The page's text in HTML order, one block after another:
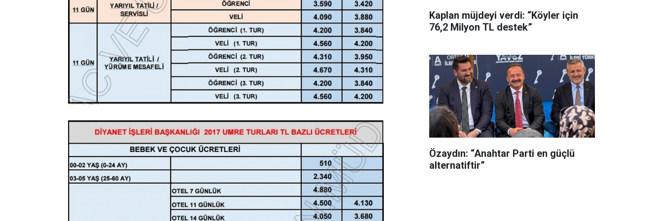
Kaplan müjdeyi verdi: “Köyler için
76,2 Milyon TL destek”
Özaydın: “Anahtar Parti en güçlü
alternatiftir”